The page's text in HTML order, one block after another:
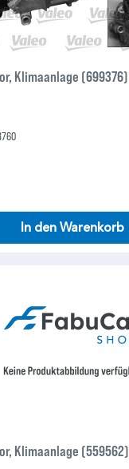
Klimaanlage (699376)
In den Warenkorb
Klimaanlage (559562)